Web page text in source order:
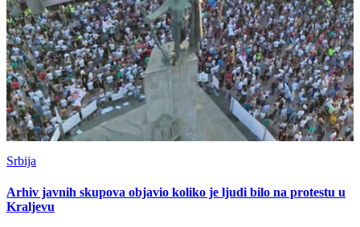
Srbija
Arhiv javnih skupova objavio koliko je ljudi bilo na protestu u
Kraljevu